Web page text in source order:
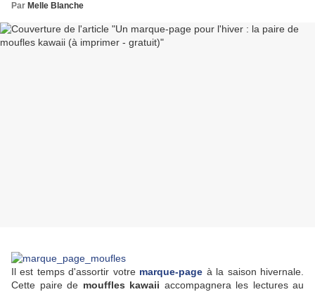
Par Melle Blanche
Il est temps d'assortir votre marque-page à la saison hivernale.
Cette paire de mouffles kawaii accompagnera les lectures au